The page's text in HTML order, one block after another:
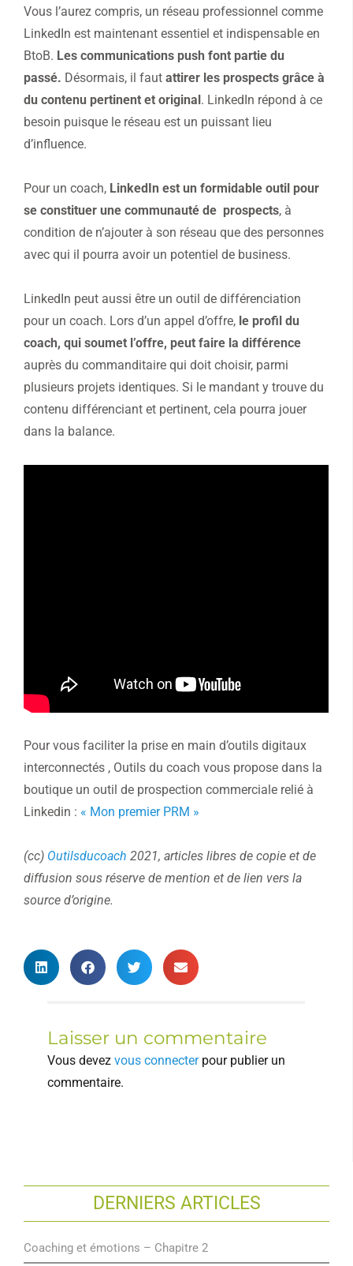
Vous l’aurez compris, un réseau professionnel comme
LinkedIn est maintenant essentiel et indispensable en
BtoB. Les communications push font partie du
passé. Désormais, il faut attirer les prospects grâce à
du contenu pertinent et original. LinkedIn répond à ce
besoin puisque le réseau est un puissant lieu
d’influence.
Pour un coach, LinkedIn est un formidable outil pour
se constituer une communauté de prospects, à
condition de n’ajouter à son réseau que des personnes
avec qui il pourra avoir un potentiel de business.
LinkedIn peut aussi être un outil de différenciation
pour un coach. Lors d’un appel d’offre, le profil du
coach, qui soumet l’offre, peut faire la différence
auprès du commanditaire qui doit choisir, parmi
plusieurs projets identiques. Si le mandant y trouve du
contenu différenciant et pertinent, cela pourra jouer
dans la balance.
Pour vous faciliter la prise en main d’outils digitaux
interconnectés , Outils du coach vous propose dans la
boutique un outil de prospection commerciale relié à
Linkedin : « Mon premier PRM »
(cc) Outilsducoach 2021, articles libres de copie et de
diffusion sous réserve de mention et de lien vers la
source d’origine.
Laisser un commentaire
Vous devez vous connecterpour publier un
commentaire.
DERNIERS ARTICLES
Coaching et émotions – Chapitre 2